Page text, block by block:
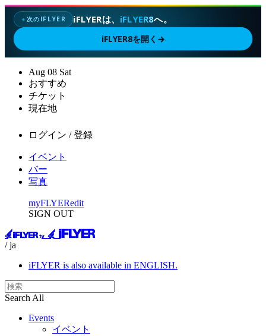
✦次のIFLYER iFLYERは、 iFLYER8へ。
iFLYER8を開く →
Aug 08 Sat
おすすめ
チケット
現在地
ログイン / 登録
イベント
バー
写真
myFLYERedit
SIGN OUT
/ ja
iFLYER is also available in ENGLISH.
Search All
Events
イベント